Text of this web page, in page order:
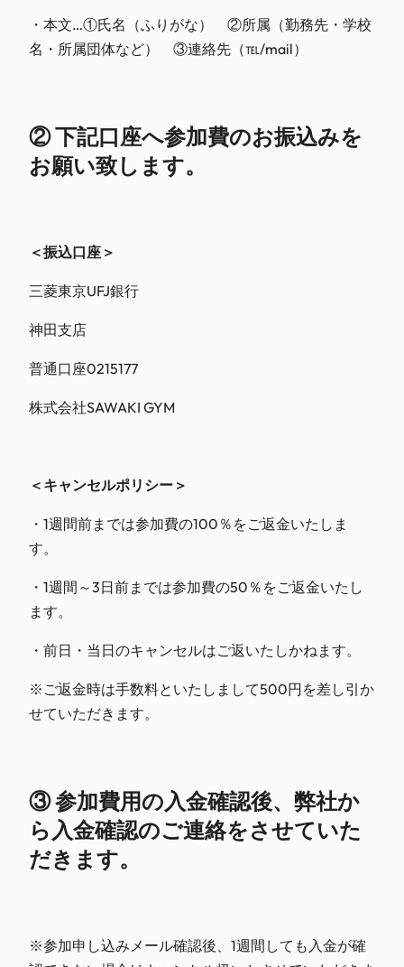
・本文…①氏名（ふりがな） ②所属（勤務先・学校
名・所属団体など） ③連絡先（℡/mail）
② 下記口座へ参加費のお振込みを
お願い致します。
＜振込口座＞
三菱東京UFJ銀行
神田支店
普通口座0215177
株式会社SAWAKI GYM
＜キャンセルポリシー＞
・1週間前までは参加費の100％をご返金いたしま
す。
・1週間～3日前までは参加費の50％をご返金いたし
ます。
・前日・当日のキャンセルはご返いたしかねます。
※ご返金時は手数料といたしまして500円を差し引か
せていただきます。
③ 参加費用の入金確認後、弊社か
ら入金確認のご連絡をさせていた
だきます。
※参加申し込みメール確認後、1週間しても入金が確